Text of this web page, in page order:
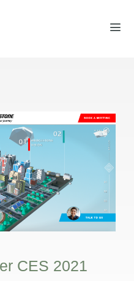
CES 2021